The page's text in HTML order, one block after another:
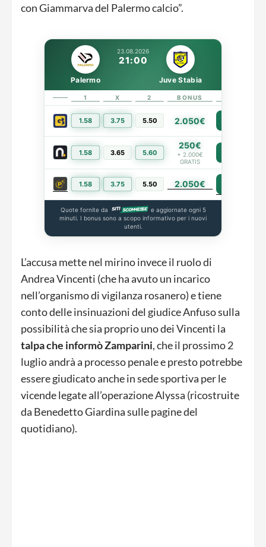
con Giammarva del Palermo calcio”.
23.08.2026
21:00
Palermo Juve Stabia
1 X 2 BONUS
1.58 3.75 5.50 2.050€
1.58 3.65 5.60
250€
+ 2.000€
GRATIS
1.58 3.75 5.50 2.050€
Quote fornite da
e aggiornate ogni 5
minuti. I bonus sono a scopo informativo per i nuovi
utenti.
L’accusa mette nel mirino invece il ruolo di
Andrea Vincenti (che ha avuto un incarico
nell’organismo di vigilanza rosanero) e tiene
conto delle insinuazioni del giudice Anfuso sulla
possibilità che sia proprio uno dei Vincenti la
talpa che informò Zamparini, che il prossimo 2
luglio andrà a processo penale e presto potrebbe
essere giudicato anche in sede sportiva per le
vicende legate all’operazione Alyssa (ricostruite
da Benedetto Giardina sulle pagine del
quotidiano).